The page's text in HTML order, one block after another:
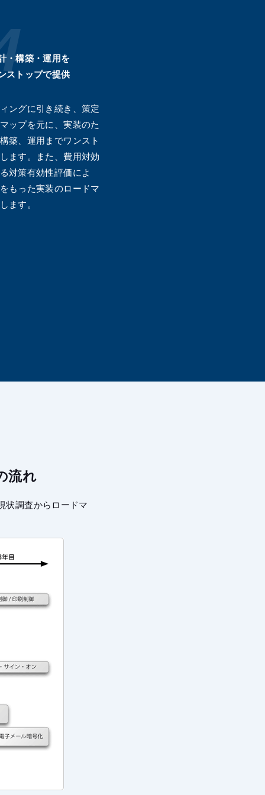
・構築・運用を
ストップで提供
ングに引き続き、策定
ップを元に、実装のた
築、運用までワンスト
ます。また、費用対効
対策有効性評価によ
もった実装のロードマ
ます。
流れ
状調査からロードマ